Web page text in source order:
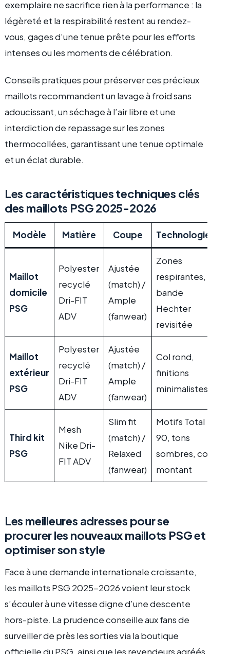
exemplaire ne sacrifice rien à la performance : la
légèreté et la respirabilité restent au rendez-
vous, gages d’une tenue prête pour les efforts
intenses ou les moments de célébration.
Conseils pratiques pour préserver ces précieux
maillots recommandent un lavage à froid sans
adoucissant, un séchage à l’air libre et une
interdiction de repassage sur les zones
thermocollées, garantissant une tenue optimale
et un éclat durable.
Les caractéristiques techniques clés
des maillots PSG 2025-2026
Modèle Matière Coupe Technologie
Maillot
domicile
PSG
Polyester
recyclé
Dri-FIT
ADV
Ajustée
(match) /
Ample
(fanwear)
Zones
respirantes,
bande
Hechter
revisitée
Maillot
extérieur
PSG
Polyester
recyclé
Dri-FIT
ADV
Ajustée
(match) /
Ample
(fanwear)
Col rond,
finitions
minimalistes
Third kit
PSG
Mesh
Nike Dri-
FIT ADV
Slim fit
(match) /
Relaxed
(fanwear)
Motifs Total
90, tons
sombres, col
montant
Les meilleures adresses pour se
procurer les nouveaux maillots PSG et
optimiser son style
Face à une demande internationale croissante,
les maillots PSG 2025-2026 voient leur stock
s’écouler à une vitesse digne d’une descente
hors-piste. La prudence conseille aux fans de
surveiller de près les sorties via la boutique
officielle du PSG, ainsi que les revendeurs agréés